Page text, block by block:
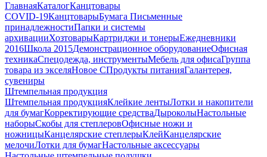
ГлавнаяКаталогКанцтовары
COVID-19КанцтоварыБумага Письменные
принадлежностиПапки и системы
архивацииХозтоварыКартриджи и тонерыЕжедневники
2016Школа 2015Демонстрационное оборудованиеОфисная
техникаСпецодежда, инструментыМебель для офисаГруппа
товара из экселяНовое СПродукты питанияГалантерея,
сувениры
Штемпельная продукция
Штемпельная продукцияКлейкие лентыЛотки и накопители
для бумагКорректирующие средстваДыроколыНастольные
наборыСкобы для степлеровОфисные ножи и
ножницыКанцелярские степлерыКлейКанцелярские
мелочиЛотки для бумагНастольные аксессуары